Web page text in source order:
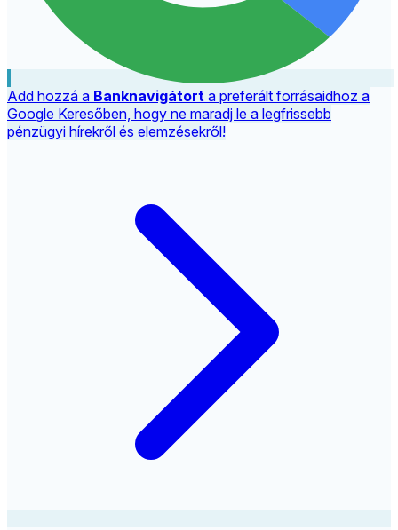
Add hozzá a Banknavigátort a preferált forrásaidhoz a
Google Keresőben, hogy ne maradj le a legfrissebb
pénzügyi hírekről és elemzésekről!